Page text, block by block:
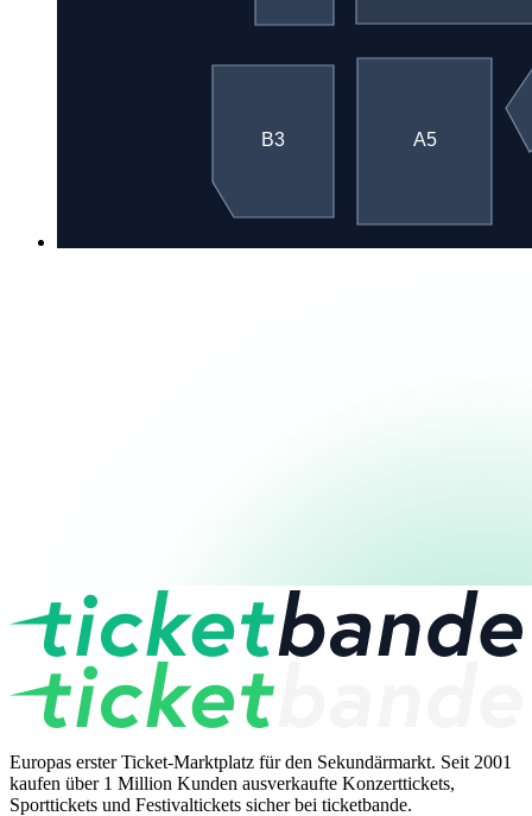
Europas erster Ticket-Marktplatz für den Sekundärmarkt. Seit 2001
kaufen über 1 Million Kunden ausverkaufte Konzerttickets,
Sporttickets und Festivaltickets sicher bei ticketbande.